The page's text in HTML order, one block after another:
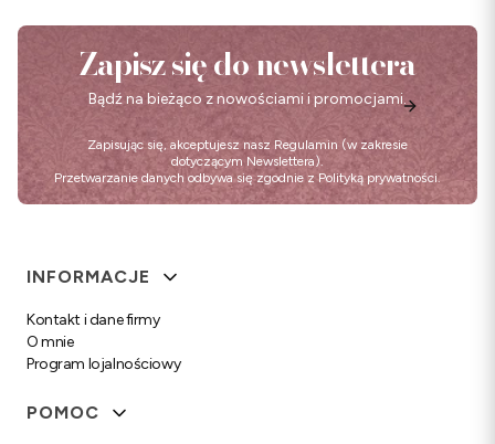
Zapisz się do newslettera
Bądź na bieżąco z nowościami i promocjami.
Zapisując się, akceptujesz nasz Regulamin (w zakresie
dotyczącym Newslettera).
Przetwarzanie danych odbywa się zgodnie z Polityką prywatności.
Linki w stopce
INFORMACJE
Kontakt i dane firmy
O mnie
Program lojalnościowy
POMOC